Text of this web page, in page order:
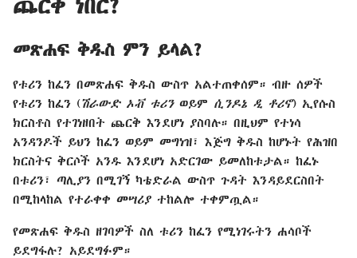
ጨርቅ ነበር?
መጽሐፍ ቅዱስ ምን ይላል?
የቱሪን ከፈን በመጽሐፍ ቅዱስ ውስጥ አልተጠቀሰም። ብዙ ሰዎች
የቱሪን ከፈን (ሽራውድ ኦቭ ቱሪንወይም ሲንዶኔ ዲ ቶሪኖ) ኢየሱስ
ክርስቶስ የተገነዘበት ጨርቅ እንደሆነ ያስባሉ። በዚህም የተነሳ
አንዳንዶች ይህን ከፈን ወይም መግነዝ፣ እጅግ ቅዱስ ከሆኑት የሕዝበ
ክርስትና ቅርሶች አንዱ እንደሆነ አድርገው ይመለከቱታል። ከፈኑ
በቱሪን፣ ጣሊያን በሚገኝ ካቴድራል ውስጥ ጉዳት እንዳይደርስበት
በሚከላከል የተራቀቀ መሣሪያ ተከልሎ ተቀምጧል።
የመጽሐፍ ቅዱስ ዘገባዎች ስለ ቱሪን ከፈን የሚነገሩትን ሐሳቦች
ይደግፋሉ? አይደግፉም።